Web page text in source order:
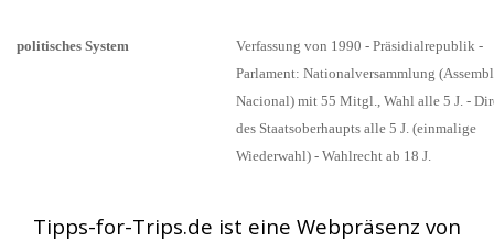
politisches System
Verfassung von 1990 - Präsidialrepublik -
Parlament: Nationalversammlung
Nacional) mit 55 Mitgl., Wahl alle 5 J. -
des Staatsoberhaupts alle 5 J. (einmalige
Wiederwahl) - Wahlrecht ab 18 J.
Tipps-for-Trips.de ist eine Webpräsenz von